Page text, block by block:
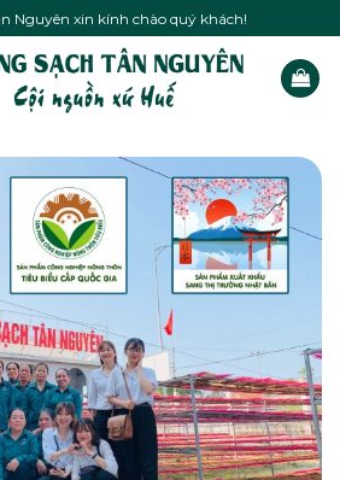
Nguyên xin kính chào quý khách!